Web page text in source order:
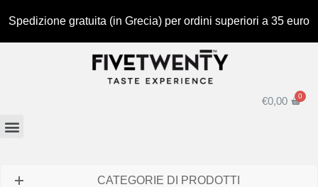
Spedizione gratuita (in Grecia) per ordini superiori a 35 euro
€0,00
CATEGORIE DI PRODOTTI